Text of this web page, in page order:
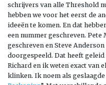
schrijvers van alle Threshold
hebben we voor het eerst de
ideeën te komen. En dat
een nummer geschreven.
geschreven en Steve
doorgespeeld. Dat heeft
Richard en ik weten exact van
klinken. Ik noem als geslaagde